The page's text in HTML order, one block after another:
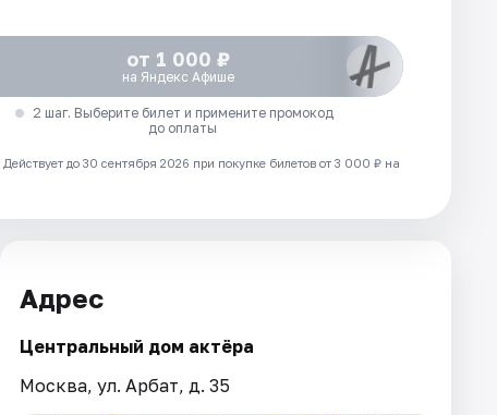
от 1 000 ₽
на Яндекс Афише
2 шаг. Выберите билет и примените промокод
до оплаты
Действует до 30 сентября 2026 при покупке билетов от 3 000 ₽ на
Адрес
Центральный дом актёра
Москва, ул. Арбат, д. 35